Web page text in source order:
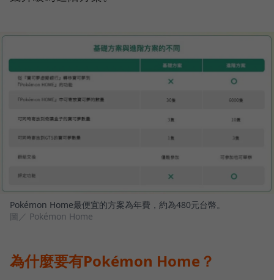
Pokémon Home最便宜的方案為年費，約為480元台幣。
圖／ Pokémon Home
為什麼要有Pokémon Home？